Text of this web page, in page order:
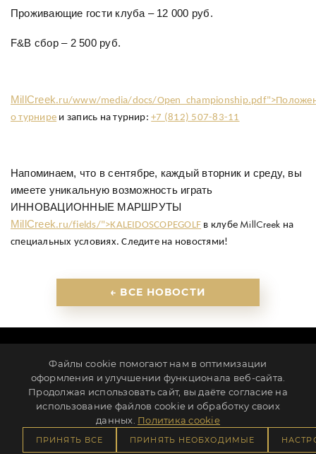
Проживающие гости клуба – 12 000 руб.
F&B сбор – 2 500 руб.
MillCreek.ru/www/media/docs/
о турнире и запись на турнир:+7 (812) 507-83-11
Напоминаем, что в сентябре, каждый вторник и среду, вы
имеете уникальную возможность играть
ИННОВАЦИОННЫЕ МАРШРУТЫ
MillCreek.ru/fields/">KALEIDOSCOPEGOLF в клубе MillCreek на
специальных условиях. Следите на новостями!
← ВСЕ НОВОСТИ
Ленинградская обл., г. Всеволожск, ул. Клубная, д. 1
info@millcreek.ru
+7 812 507-83-11
ИНВЕСТОРАМ ПОЛИТИКА КОНФИДЕНЦИАЛЬНОСТИ
Файлы cookie помогают нам в оптимизации
оформления и улучшении функционала веб-сайта.
Продолжая использовать сайт, вы даёте согласие на
использование файлов cookie и обработку своих
данных. Политика cookie
ПРИНЯТЬ ВСЕ ПРИНЯТЬ НЕОБХОДИМЫЕ